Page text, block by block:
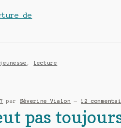
de
pays
de
Emma
jeunesse , lecture
parSéverine Vialon —12
pas